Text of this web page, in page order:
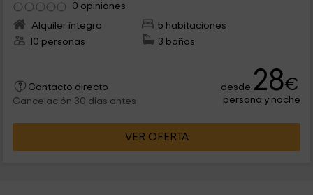
0 opiniones
Alquiler íntegro
5 habitaciones
10 personas
3 baños
Contacto directo
Cancelación 30 días antes
desde 28€
persona y noche
VER OFERTA